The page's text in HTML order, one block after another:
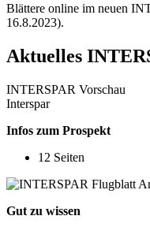
Blättere online im neuen
16.8.2023).
Aktuelles
INTERSPAR Vorschau
Interspar
Infos zum Prospekt
12 Seiten
Gut zu wissen